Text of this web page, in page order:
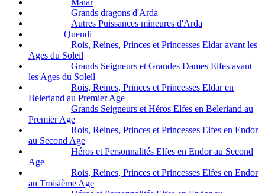
Maiar
Grands dragons d'Arda
Autres Puissances mineures d'Arda
Quendi
Rois, Reines, Princes et Princesses Eldar avant les
Ages du Soleil
Grands Seigneurs et Grandes Dames Elfes avant
les Ages du Soleil
Rois, Reines, Princes et Princesses Eldar en
Beleriand au Premier Age
Grands Seigneurs et Héros Elfes en Beleriand au
Premier Age
Rois, Reines, Princes et Princesses Elfes en Endor
au Second Age
Héros et Personnalités Elfes en Endor au Second
Age
Rois, Reines, Princes et Princesses Elfes en Endor
au Troisième Age